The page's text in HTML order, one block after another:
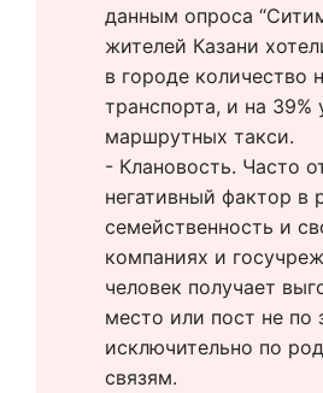
данным опроса
жителей Казани
в городе количество
транспорта, и на 39%
маршрутных такси.
- Клановость. Часто
негативный фактор в
семейственность и
компаниях и
человек получает
место или пост не по
исключительно по
связям.